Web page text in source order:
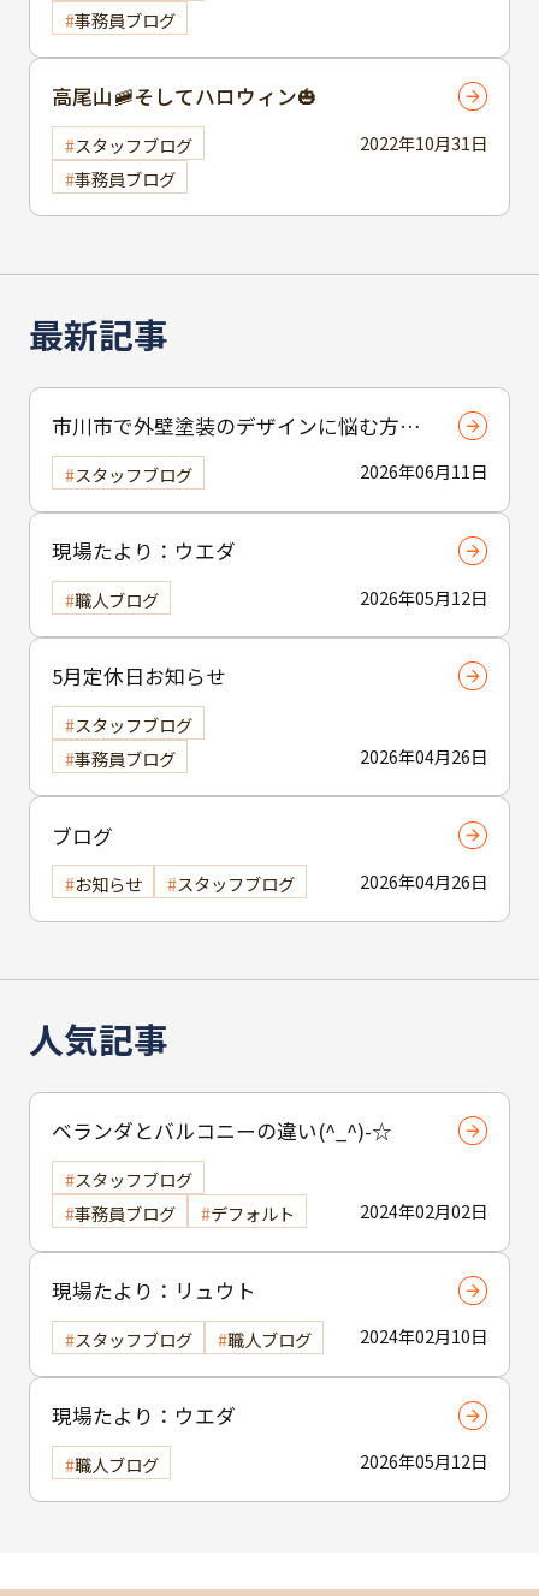
最新記事
市川市で外壁塗装のデザインに悩む方へ
｜ 色選びの失敗を防ぐポイント
2026年06月11日
スタッフブログ
現場たより：ウエダ
2026年05月12日
職人ブログ
5月定休日お知らせ
2026年04月26日
スタッフブログ
事務員ブログ
ブログ
2026年04月26日
お知らせ スタッフブログ
人気記事
ベランダとバルコニーの違い(^_^)-☆
2024年02月02日
スタッフブログ
事務員ブログ
デフォルト
現場たより：リュウト
2024年02月10日
スタッフブログ 職人ブログ
現場たより：ウエダ
2026年05月12日
職人ブログ
事務員ブログ
2022年10月31日
高尾山🚞そしてハロウィン🎃
スタッフブログ
事務員ブログ